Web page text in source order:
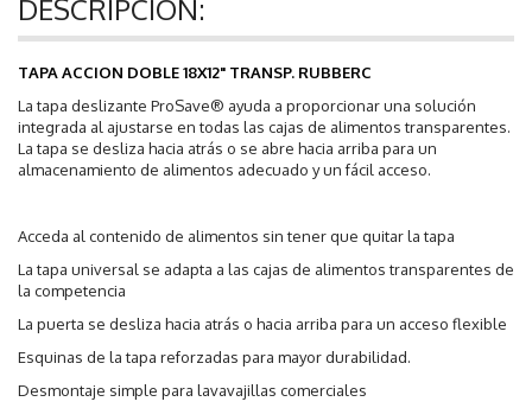
DESCRIPCIÓN:
TAPA ACCION DOBLE 18X12" TRANSP. RUBBERC
La tapa deslizante ProSave® ayuda a proporcionar una solución
integrada al ajustarse en todas las cajas de alimentos transparentes.
La tapa se desliza hacia atrás o se abre hacia arriba para un
almacenamiento de alimentos adecuado y un fácil acceso.
Acceda al contenido de alimentos sin tener que quitar la tapa
La tapa universal se adapta a las cajas de alimentos transparentes de
la competencia
La puerta se desliza hacia atrás o hacia arriba para un acceso flexible
Esquinas de la tapa reforzadas para mayor durabilidad.
Desmontaje simple para lavavajillas comerciales